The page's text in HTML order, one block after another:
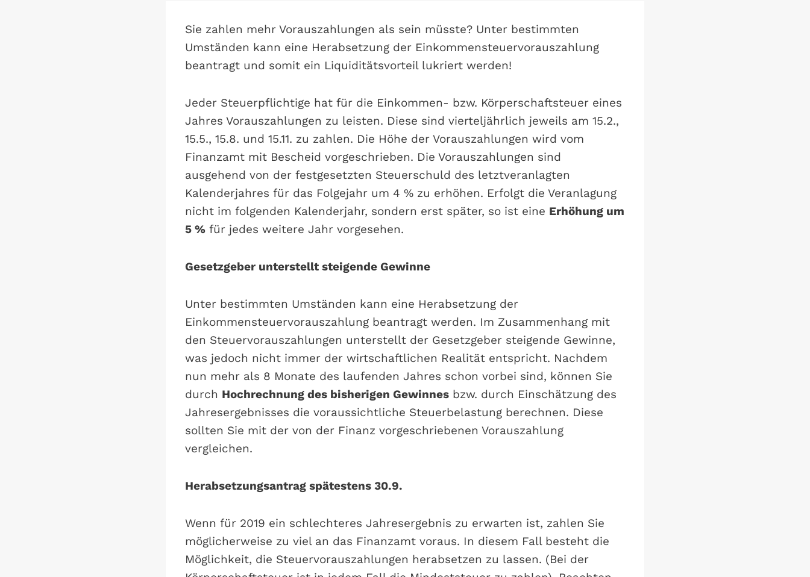
Sie zahlen mehr Vorauszahlungen als sein müsste? Unter bestimmten
Umständen kann eine Herabsetzung der Einkommensteuervorauszahlung
beantragt und somit ein Liquiditätsvorteil lukriert werden!
Jeder Steuerpflichtige hat für die Einkommen- bzw. Körperschaftsteuer eines
Jahres Vorauszahlungen zu leisten. Diese sind vierteljährlich jeweils am 15.2.,
15.5., 15.8. und 15.11. zu zahlen. Die Höhe der Vorauszahlungen wird vom
Finanzamt mit Bescheid vorgeschrieben. Die Vorauszahlungen sind
ausgehend von der festgesetzten Steuerschuld des letztveranlagten
Kalenderjahres für das Folgejahr um 4 % zu erhöhen. Erfolgt die Veranlagung
nicht im folgenden Kalenderjahr, sondern erst später, so ist eine Erhöhung um
5 % für jedes weitere Jahr vorgesehen.
Gesetzgeber unterstellt steigende Gewinne
Unter bestimmten Umständen kann eine Herabsetzung der
Einkommensteuervorauszahlung beantragt werden. Im Zusammenhang mit
den Steuervorauszahlungen unterstellt der Gesetzgeber steigende Gewinne,
was jedoch nicht immer der wirtschaftlichen Realität entspricht. Nachdem
nun mehr als 8 Monate des laufenden Jahres schon vorbei sind, können Sie
durch Hochrechnung des bisherigen Gewinnes bzw. durch Einschätzung des
Jahresergebnisses die voraussichtliche Steuerbelastung berechnen. Diese
sollten Sie mit der von der Finanz vorgeschriebenen Vorauszahlung
vergleichen.
Herabsetzungsantrag spätestens 30.9.
Wenn für 2019 ein schlechteres Jahresergebnis zu erwarten ist, zahlen Sie
möglicherweise zu viel an das Finanzamt voraus. In diesem Fall besteht die
Möglichkeit, die Steuervorauszahlungen herabsetzen zu lassen. (Bei der